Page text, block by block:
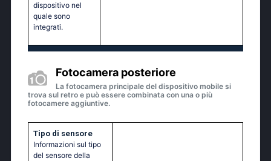
dispositivo nel
quale sono
integrati.
Fotocamera posteriore
La fotocamera principale del dispositivo mobile si
trova sul retro e può essere combinata con una o più
fotocamere aggiuntive.
Tipo di sensore
Informazioni sul tipo
del sensore della